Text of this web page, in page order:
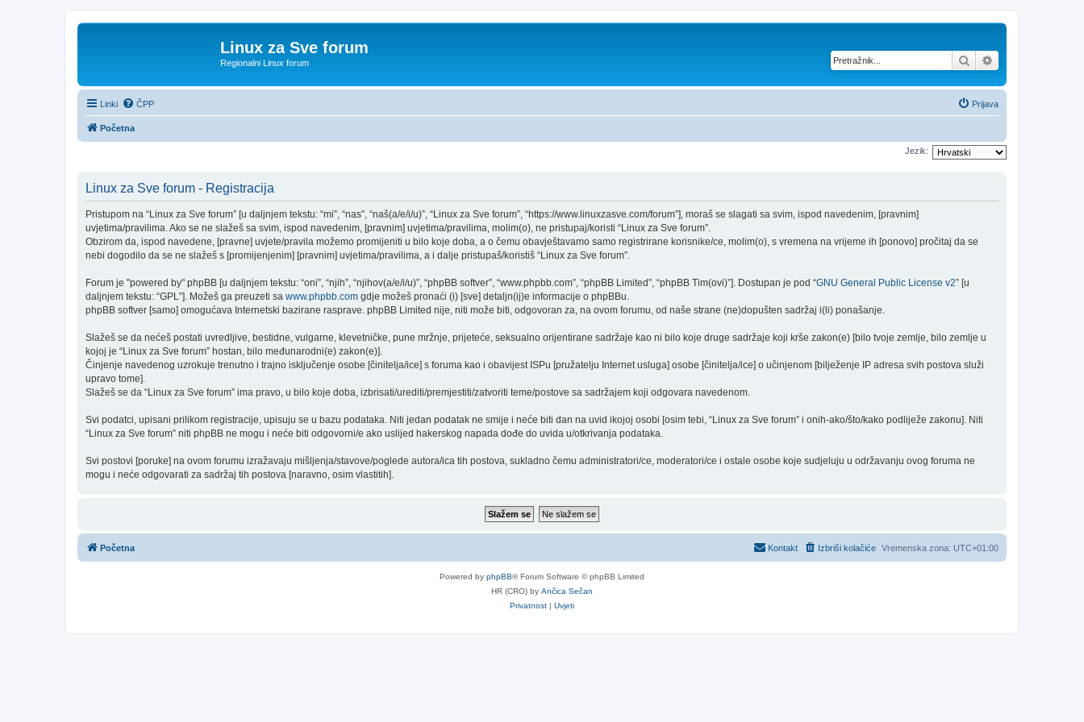
Linux za Sve forum
Regionalni Linux forum Pretražnik
Linki ČPP Prijava
Početna
Jezik:
Linux za Sve forum - Registracija
Pristupom na “Linux za Sve forum” [u daljnjem tekstu: “mi”, “nas”, “naš(a/e/i/u)”, “Linux za Sve forum”, “https://www.linuxzasve.com/forum”], moraš se slagati sa svim, ispod navedenim, [pravnim]
uvjetima/pravilima. Ako se ne slažeš sa svim, ispod navedenim, [pravnim] uvjetima/pravilima, molim(o), ne pristupaj/koristi “Linux za Sve forum”.
Obzirom da, ispod navedene, [pravne] uvjete/pravila možemo promijeniti u bilo koje doba, a o čemu obavještavamo samo registrirane korisnike/ce, molim(o), s vremena na vrijeme ih [ponovo] pročitaj da se
nebi dogodilo da se ne slažeš s [promijenjenim] [pravnim] uvjetima/pravilima, a i dalje pristupaš/koristiš “Linux za Sve forum”.
Forum je "powered by" phpBB [u daljnjem tekstu: “oni”, “njih”, “njihov(a/e/i/u)”, “phpBB softver”, “www.phpbb.com”, “phpBB Limited”, “phpBB Tim(ovi)”]. Dostupan je pod “GNU General Public License v2” [u
daljnjem tekstu: “GPL”]. Možeš ga preuzeti sa www.phpbb.com gdje možeš pronaći (i) [sve] detaljn(ij)e informacije o phpBBu.
phpBB softver [samo] omogućava Internetski bazirane rasprave. phpBB Limited nije, niti može biti, odgovoran za, na ovom forumu, od naše strane (ne)dopušten sadržaj i(li) ponašanje.
Slažeš se da nećeš postati uvredljive, bestidne, vulgarne, klevetničke, pune mržnje, prijeteće, seksualno orijentirane sadržaje kao ni bilo koje druge sadržaje koji krše zakon(e) [bilo tvoje zemlje, bilo zemlje u
kojoj je “Linux za Sve forum” hostan, bilo međunarodni(e) zakon(e)].
Činjenje navedenog uzrokuje trenutno i trajno isključenje osobe [činitelja/ice] s foruma kao i obavijest ISPu [pružatelju Internet usluga] osobe [činitelja/ice] o učinjenom [bilježenje IP adresa svih postova služi
upravo tome].
Slažeš se da “Linux za Sve forum” ima pravo, u bilo koje doba, izbrisati/urediti/premjestiti/zatvoriti teme/postove sa sadržajem koji odgovara navedenom.
Svi podatci, upisani prilikom registracije, upisuju se u bazu podataka. Niti jedan podatak ne smije i neće biti dan na uvid ikojoj osobi [osim tebi, “Linux za Sve forum” i onih-ako/što/kako podliježe zakonu]. Niti
“Linux za Sve forum” niti phpBB ne mogu i neće biti odgovorni/e ako uslijed hakerskog napada dođe do uvida u/otkrivanja podataka.
Svi postovi [poruke] na ovom forumu izražavaju mišljenja/stavove/poglede autora/ica tih postova, sukladno čemu administratori/ce, moderatori/ce i ostale osobe koje sudjeluju u održavanju ovog foruma ne
mogu i neće odgovarati za sadržaj tih postova [naravno, osim vlastitih].
Početna Vremenska zona: UTC+01:00
Izbriši kolačiće
Kontakt
Powered by phpBB® Forum Software © phpBB Limited
HR (CRO) by Ančica Sečan
Privatnost | Uvjeti